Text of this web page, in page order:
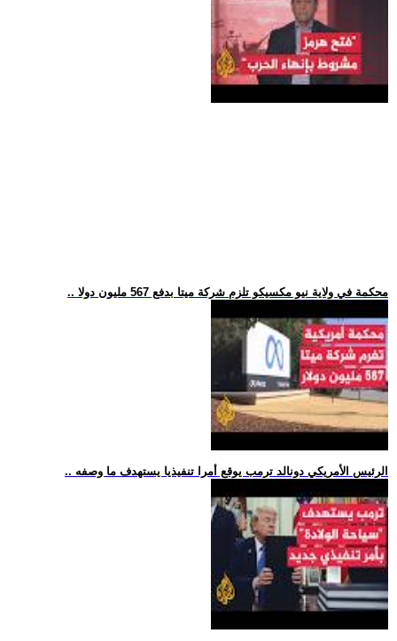
.. محكمة في ولاية نيو مكسيكو تلزم شركة ميتا بدفع 567 مليون دولا
.. الرئيس الأمريكي دونالد ترمب يوقع أمرا تنفيذيا يستهدف ما وصفه